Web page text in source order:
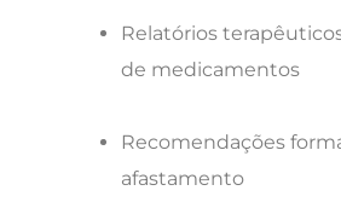
Relatórios
de medicamentos
Recomendações
afastamento